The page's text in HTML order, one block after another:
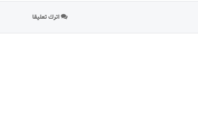
اترك تعليقا